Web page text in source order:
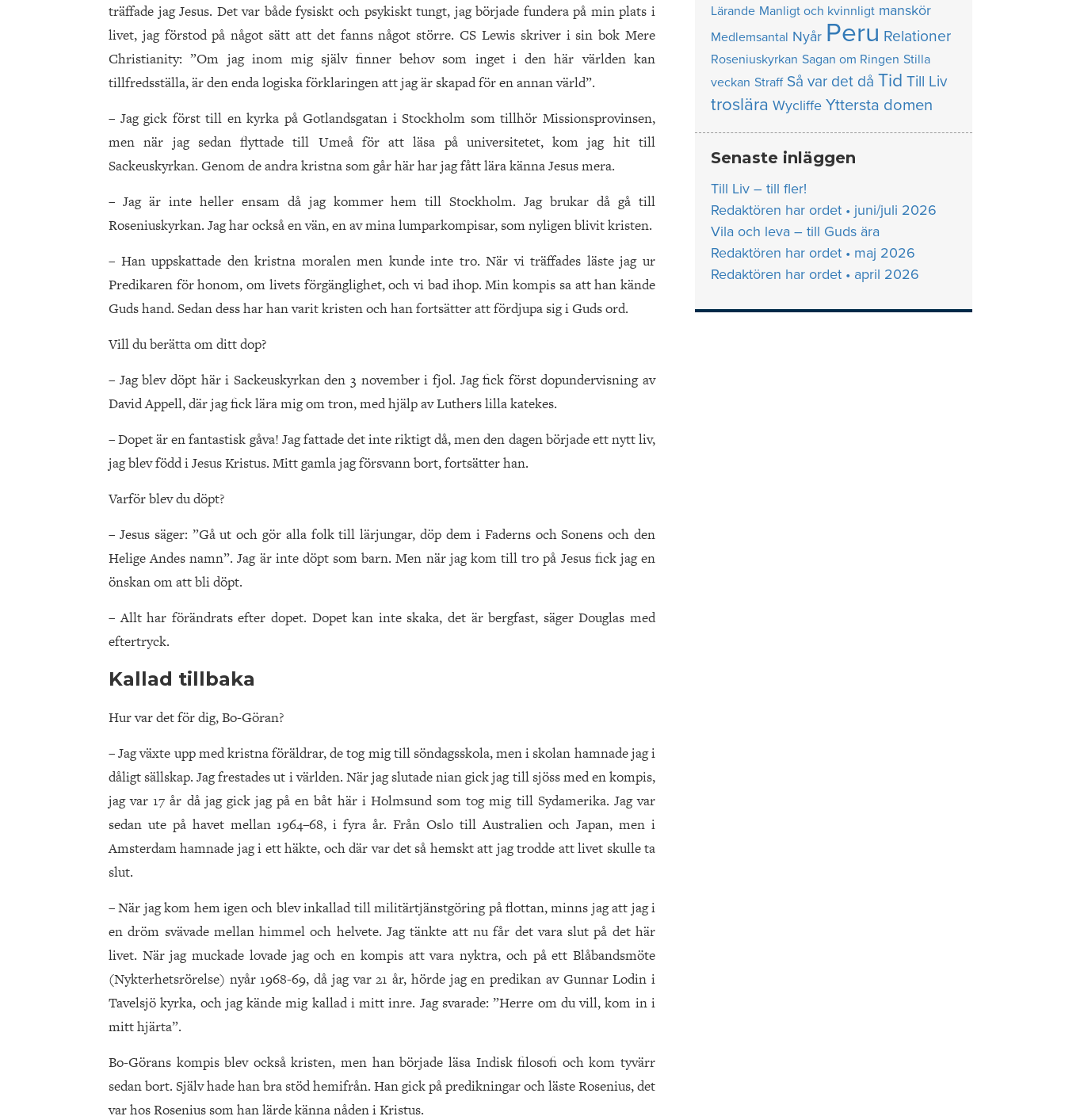
träffade jag Jesus. Det var både fysiskt och psykiskt tungt, jag började fundera på min plats i
livet, jag förstod på något sätt att det fanns något större. CS Lewis skriver i sin bok Mere
Christianity: ”Om jag inom mig själv finner behov som inget i den här världen kan
tillfredsställa, är den enda logiska förklaringen att jag är skapad för en annan värld”.
– Jag gick först till en kyrka på Gotlandsgatan i Stockholm som tillhör Missionsprovinsen,
men när jag sedan flyttade till Umeå för att läsa på universitetet, kom jag hit till
Sackeuskyrkan. Genom de andra kristna som går här har jag fått lära känna Jesus mera.
– Jag är inte heller ensam då jag kommer hem till Stockholm. Jag brukar då gå till
Roseniuskyrkan. Jag har också en vän, en av mina lumparkompisar, som nyligen blivit kristen.
– Han uppskattade den kristna moralen men kunde inte tro. När vi träffades läste jag ur
Predikaren för honom, om livets förgänglighet, och vi bad ihop. Min kompis sa att han kände
Guds hand. Sedan dess har han varit kristen och han fortsätter att fördjupa sig i Guds ord.
Vill du berätta om ditt dop?
– Jag blev döpt här i Sackeuskyrkan den 3 november i fjol. Jag fick först dopundervisning av
David Appell, där jag fick lära mig om tron, med hjälp av Luthers lilla katekes.
– Dopet är en fantastisk gåva! Jag fattade det inte riktigt då, men den dagen började ett nytt liv,
jag blev född i Jesus Kristus. Mitt gamla jag försvann bort, fortsätter han.
Varför blev du döpt?
– Jesus säger: ”Gå ut och gör alla folk till lärjungar, döp dem i Faderns och Sonens och den
Helige Andes namn”. Jag är inte döpt som barn. Men när jag kom till tro på Jesus fick jag en
önskan om att bli döpt.
– Allt har förändrats efter dopet. Dopet kan inte skaka, det är bergfast, säger Douglas med
eftertryck.
Kallad tillbaka
Hur var det för dig, Bo-Göran?
– Jag växte upp med kristna föräldrar, de tog mig till söndagsskola, men i skolan hamnade jag i
dåligt sällskap. Jag frestades ut i världen. När jag slutade nian gick jag till sjöss med en kompis,
jag var 17 år då jag gick jag på en båt här i Holmsund som tog mig till Sydamerika. Jag var
sedan ute på havet mellan 1964–68, i fyra år. Från Oslo till Australien och Japan, men i
Amsterdam hamnade jag i ett häkte, och där var det så hemskt att jag trodde att livet skulle ta
slut.
– När jag kom hem igen och blev inkallad till militärtjänstgöring på flottan, minns jag att jag i
en dröm svävade mellan himmel och helvete. Jag tänkte att nu får det vara slut på det här
livet. När jag muckade lovade jag och en kompis att vara nyktra, och på ett Blåbandsmöte
(Nykterhetsrörelse) nyår 1968-69, då jag var 21 år, hörde jag en predikan av Gunnar Lodin i
Tavelsjö kyrka, och jag kände mig kallad i mitt inre. Jag svarade: ”Herre om du vill, kom in i
mitt hjärta”.
Bo-Görans kompis blev också kristen, men han började läsa Indisk filosofi och kom tyvärr
sedan bort. Själv hade han bra stöd hemifrån. Han gick på predikningar och läste Rosenius, det
var hos Rosenius som han lärde känna nåden i Kristus.
Lärande Manligt och kvinnligt manskör
Medlemsantal Nyår Peru Relationer
Roseniuskyrkan Sagan om Ringen Stilla
veckan Straff Så var det då Tid Till Liv
troslära Wycliffe Yttersta domen
Senaste inläggen
Till Liv – till fler!
Redaktören har ordet • juni/juli 2026
Vila och leva – till Guds ära
Redaktören har ordet • maj 2026
Redaktören har ordet • april 2026